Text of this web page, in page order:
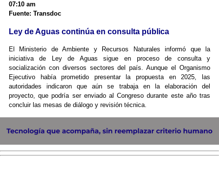
07:10 am
Fuente: Transdoc
Ley de Aguas continúa en consulta pública
El Ministerio de Ambiente y Recursos Naturales informó que la
iniciativa de Ley de Aguas sigue en proceso de consulta y
socialización con diversos sectores del país. Aunque el Organismo
Ejecutivo había prometido presentar la propuesta en 2025, las
autoridades indicaron que aún se trabaja en la elaboración del
proyecto, que podría ser enviado al Congreso durante este año tras
concluir las mesas de diálogo y revisión técnica.